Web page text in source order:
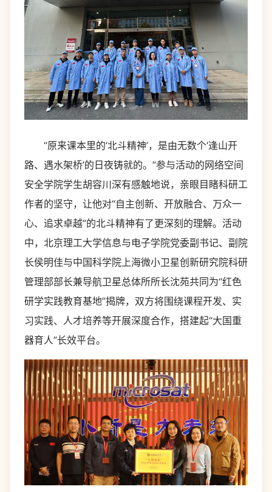
“原来课本里的‘北斗精神’，是由无数个‘逢山开
路、遇水架桥’的日夜铸就的。”参与活动的网络空间
安全学院学生胡容川深有感触地说，亲眼目睹科研工
作者的坚守，让他对“自主创新、开放融合、万众一
心、追求卓越”的北斗精神有了更深刻的理解。活动
中，北京理工大学信息与电子学院党委副书记、副院
长侯明佳与中国科学院上海微小卫星创新研究院科研
管理部部长兼导航卫星总体所所长沈苑共同为“红色
研学实践教育基地”揭牌，双方将围绕课程开发、实
习实践、人才培养等开展深度合作，搭建起“大国重
器育人”长效平台。